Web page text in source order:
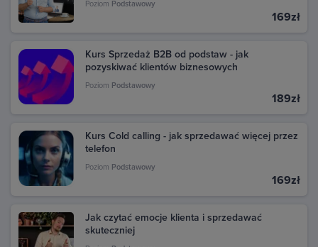
transakcję, aby zobaczyć szczegóły i pobrać fakturę.
Poziom Podstawowy
169zł
Kurs Sprzedaż B2B od podstaw - jak
pozyskiwać klientów biznesowych
Poziom Podstawowy
189zł
Kurs Cold calling - jak sprzedawać więcej przez
telefon
Poziom Podstawowy
169zł
Jak czytać emocje klienta i sprzedawać
skuteczniej